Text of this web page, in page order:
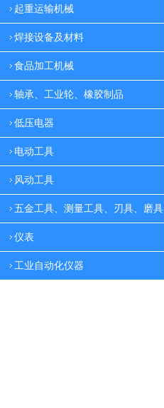
起重运输机械
焊接设备及材料
食品加工机械
轴承、工业轮、橡胶制品
低压电器
电动工具
风动工具
五金工具、测量工具、刃具、磨具
仪表
工业自动化仪器